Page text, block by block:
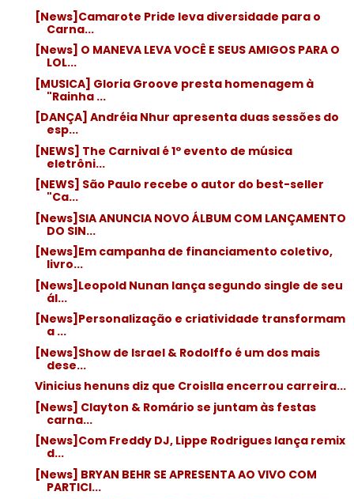
[News]Camarote Pride leva diversidade para o
Carna...
[News] O MANEVA LEVA VOCÊ E SEUS AMIGOS PARA O
LOL...
[MUSICA] Gloria Groove presta homenagem à
"Rainha ...
[DANÇA] Andréia Nhur apresenta duas sessões do
esp...
[NEWS] The Carnival é 1º evento de música
eletrôni...
[NEWS] São Paulo recebe o autor do best-seller
"Ca...
[News]SIA ANUNCIA NOVO ÁLBUM COM LANÇAMENTO
DO SIN...
[News]Em campanha de financiamento coletivo,
livro...
[News]Leopold Nunan lança segundo single de seu
ál...
[News]Personalização e criatividade transformam
a ...
[News]Show de Israel & Rodolffo é um dos mais
dese...
Vinicius henuns diz que Croislla encerrou carreira...
[News] Clayton & Romário se juntam às festas
carna...
[News]Com Freddy DJ, Lippe Rodrigues lança remix
d...
[News] BRYAN BEHR SE APRESENTA AO VIVO COM
PARTICI...